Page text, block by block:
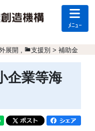
ﾒﾆｭｰ
展開 , 支援別 > 補助金
企業等海